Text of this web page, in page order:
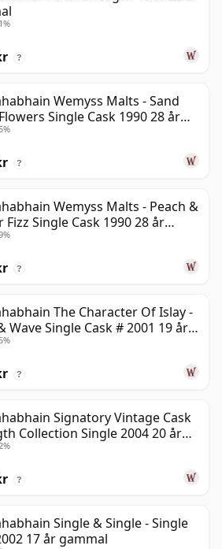
?
Wemyss Malts - Sand
Single Cask 1990 28 år
?
Wemyss Malts - Peach &
Fizz Single Cask 1990 28 år
?
The Character Of Islay -
Wave Single Cask # 2001 19 år
?
Signatory Vintage Cask
Collection Single 2004 20 år
?
Single & Single - Single
17 år gammal